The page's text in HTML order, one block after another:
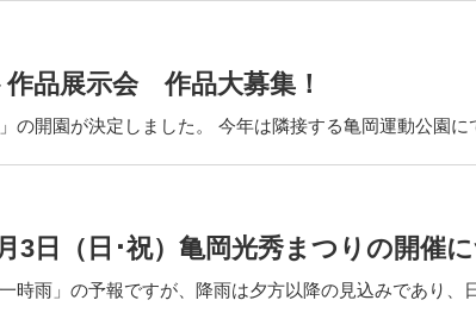
作品展示会 作品大募集！
の開園が決定しました。 今年は隣接する亀岡運動公園
3日（日･祝）亀岡光秀まつりの開催
時雨」の予報ですが、降雨は夕方以降の見込みであり、